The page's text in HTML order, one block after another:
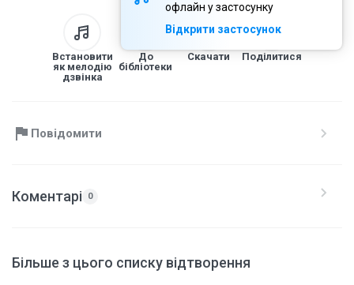
офлайн у застосунку
Відкрити застосунок
Встановити
як мелодію
дзвінка
До
бібліотеки
Скачати Поділитися
Повідомити
Коментарі 0
Більше з цього списку відтворення